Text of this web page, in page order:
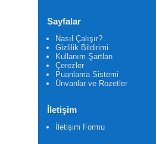
Sayfalar
Nasıl Çalışır?
Gizlilik Bildirimi
Kullanım Şartları
Çerezler
Puanlama Sistemi
Ünvanlar ve Rozetler
İletişim
İletişim Formu